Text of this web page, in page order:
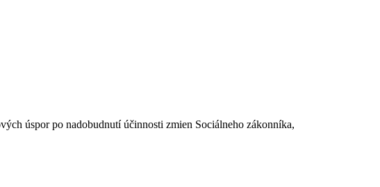
úspor po nadobudnutí účinnosti zmien Sociálneho zákonníka,